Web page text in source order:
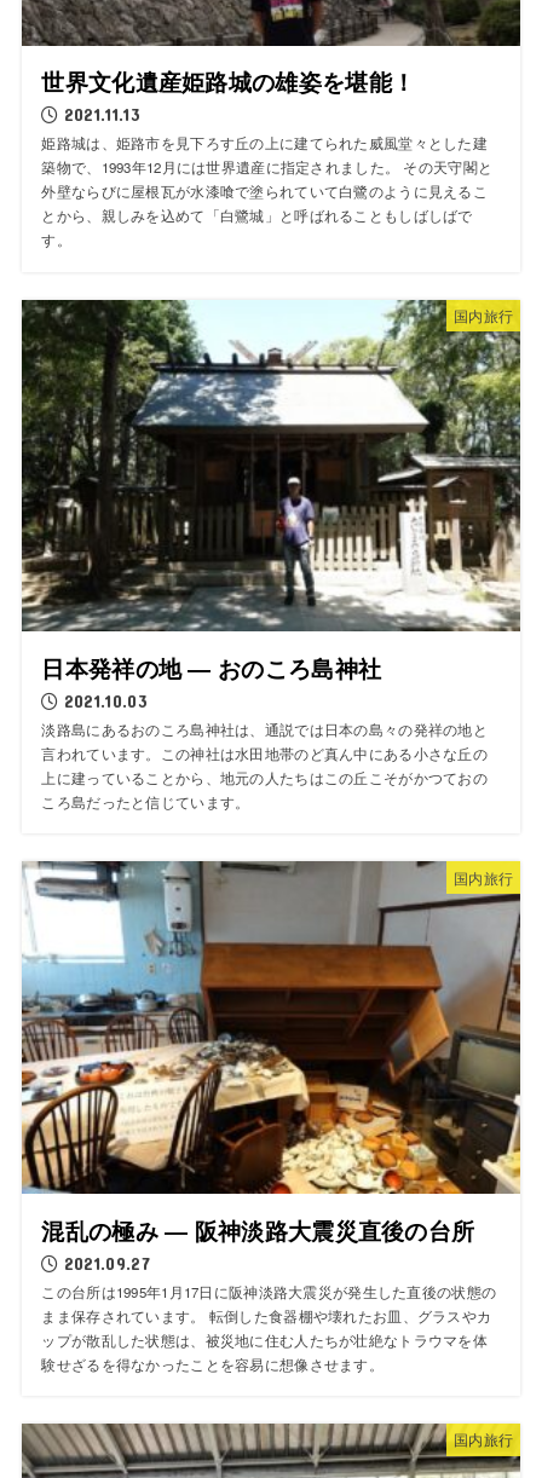
世界文化遺産姫路城の雄姿を堪能！
2021.11.13
姫路城は、姫路市を見下ろす丘の上に建てられた威風堂々とした建
築物で、1993年12月には世界遺産に指定されました。 その天守閣と
外壁ならびに屋根瓦が水漆喰で塗られていて白鷺のように見えるこ
とから、親しみを込めて「白鷺城」と呼ばれることもしばしばで
す。
国内旅行
日本発祥の地 ― おのころ島神社
2021.10.03
淡路島にあるおのころ島神社は、通説では日本の島々の発祥の地と
言われています。この神社は水田地帯のど真ん中にある小さな丘の
上に建っていることから、地元の人たちはこの丘こそがかつておの
ころ島だったと信じています。
国内旅行
混乱の極み ― 阪神淡路大震災直後の台所
2021.09.27
この台所は1995年1月17日に阪神淡路大震災が発生した直後の状態の
まま保存されています。 転倒した食器棚や壊れたお皿、グラスやカ
ップが散乱した状態は、被災地に住む人たちが壮絶なトラウマを体
験せざるを得なかったことを容易に想像させます。
国内旅行